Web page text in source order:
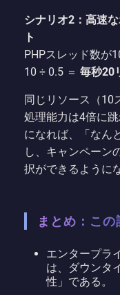
シナリオ2：高速
ト
PHPスレッド数が
10 ÷ 0.5 ＝ 毎秒20
同じリソース（10
処理能力は4倍に
になれば、「なん
し、キャンペーン
択ができるように
まとめ：この
エンタープラ
は、ダウンタ
性」である。